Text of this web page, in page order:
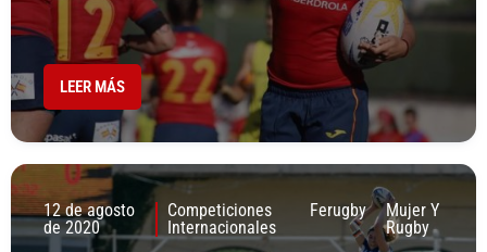
LEER MÁS
12 de agosto
de 2020
Competiciones
Internacionales
Ferugby
Mujer Y
Rugby